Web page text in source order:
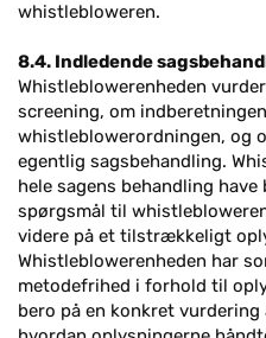
whistlebloweren.
8.4. Indledende
Whistleblowerenheden
screening, om
whistleblowerordningen, og
egentlig sagsbehandling.
hele sagens behandling
spørgsmål til
videre på et tilstrækkeligt
Whistleblowerenheden har
metodefrihed i forhold til
bero på en konkret